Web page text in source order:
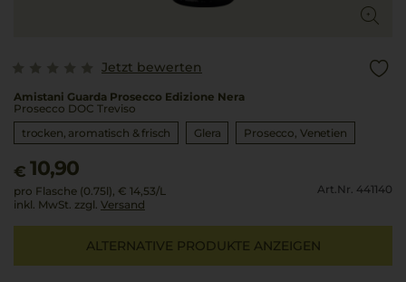
Jetzt bewerten
Amistani Guarda Prosecco Edizione Nera
Prosecco DOC Treviso
trocken, aromatisch & frisch
Glera Prosecco Venetien
€ 10,90
pro Flasche (0.75l), € 14,53/L
inkl. MwSt. zzgl. Versand
Art.Nr. 441140
ALTERNATIVE PRODUKTE ANZEIGEN